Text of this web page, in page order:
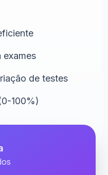
exames
de testes
100%)